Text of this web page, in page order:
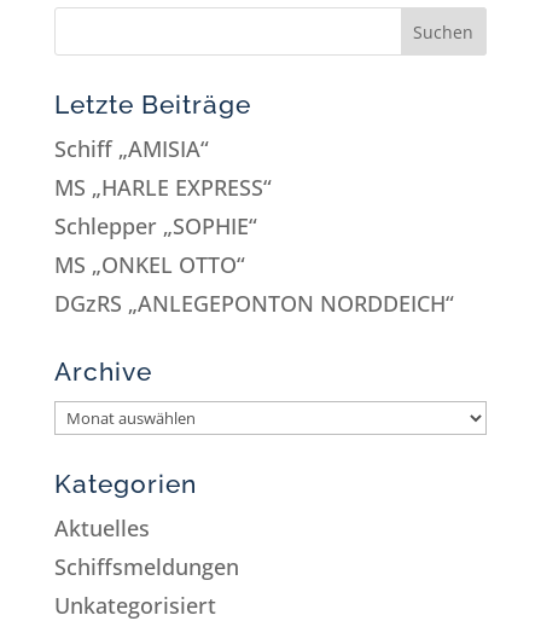
Letzte Beiträge
Schiff „AMISIA“
MS „HARLE EXPRESS“
Schlepper „SOPHIE“
MS „ONKEL OTTO“
DGzRS „ANLEGEPONTON NORDDEICH“
Archive
Kategorien
Aktuelles
Schiffsmeldungen
Unkategorisiert